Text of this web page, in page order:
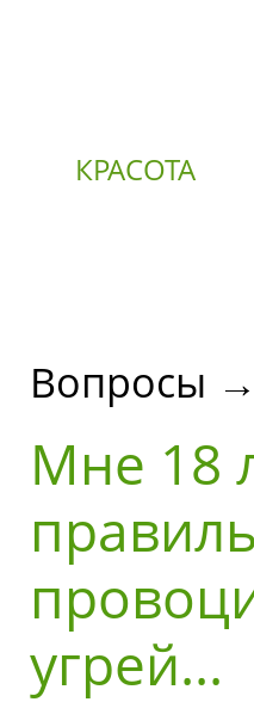
КРАСОТА
Вопросы →
Мне 18
угрей...